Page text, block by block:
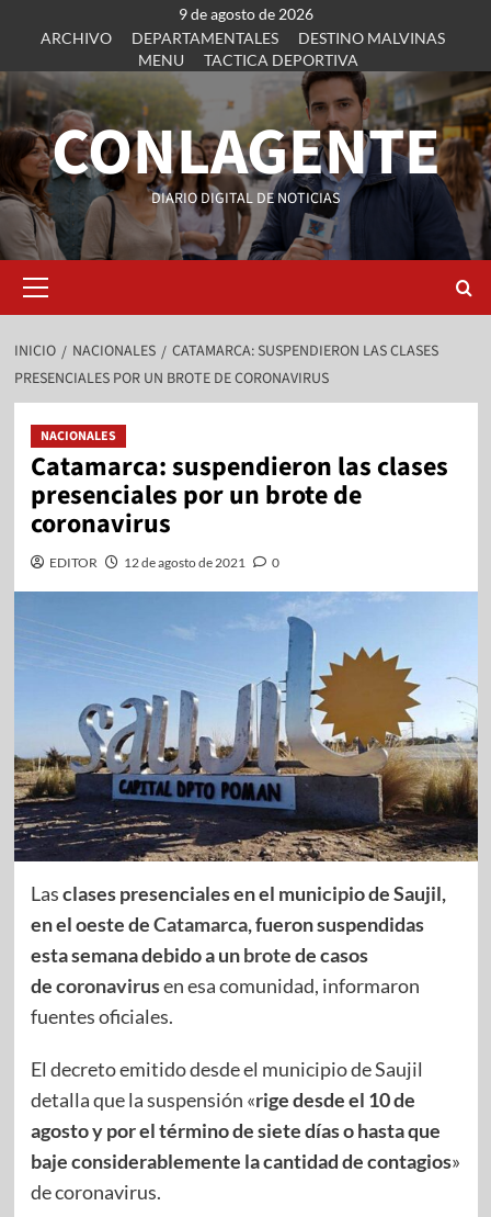
9 de agosto de 2026
ARCHIVO
DEPARTAMENTALES
DESTINO MALVINAS
MENU
TACTICA DEPORTIVA
CONLAGENTE
DIARIO DIGITAL DE NOTICIAS
INICIO NACIONALES
CATAMARCA: SUSPENDIERON LAS CLASES
PRESENCIALES POR UN BROTE DE CORONAVIRUS
NACIONALES
Catamarca: suspendieron las clases
presenciales por un brote de
coronavirus
EDITOR 12 de agosto de 2021 0
Lasclases presenciales en el municipio de Saujil,
en el oeste deCatamarca, fueron suspendidas
esta semana debido a unbrotede casos
decoronavirusen esa comunidad, informaron
fuentes oficiales.
El decreto emitido desde el municipio de Saujil
detalla que la suspensión «rige desde el 10 de
agosto y por el término de siete días o hasta que
baje considerablemente la cantidad de contagios»
de coronavirus.